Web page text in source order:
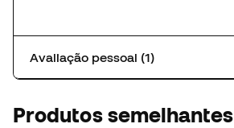
Avaliação pessoal (1)
Produtos semelhantes